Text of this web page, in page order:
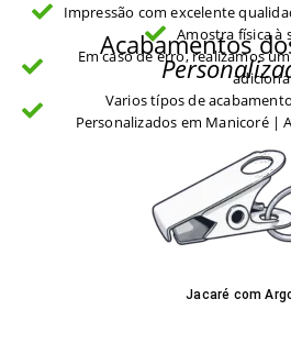
Impressão com excelente
Amostra física à
Em caso de erro, realizamos
Varios típos de
Personalizados em Manicoré |
Acabamentos
Jacaré com